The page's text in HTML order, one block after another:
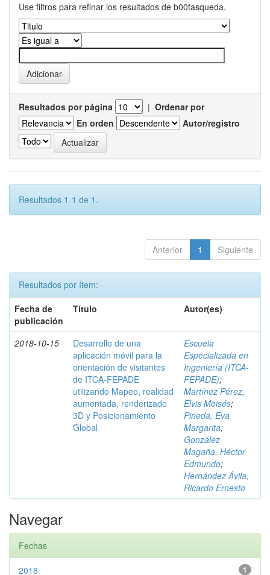
Use filtros para refinar los resultados de b00fasqueda.
Resultados por página | Ordenar por
En orden
Autor/registro
Resultados 1-1 de 1.
Anterior 1 Siguiente
Resultados por ítem:
Fecha de
publicación
Título Autor(es)
2018-10-15
Desarrollo de una
aplicación móvil para la
orientación de visitantes
de ITCA-FEPADE
utilizando Mapeo, realidad
aumentada, renderizado
3D y Posicionamiento
Global
Escuela
Especializada en
Ingeniería (ITCA-
FEPADE);
Martínez Pérez,
Elvis Moisés;
Pineda, Eva
Margarita;
González
Magaña, Héctor
Edmundo;
Hernández Ávila,
Ricardo Ernesto
Navegar
Fechas
1
2018